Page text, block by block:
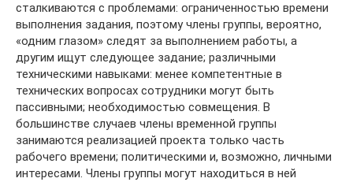
сталкиваются с проблемами: ограниченностью времени
выполнения задания, поэтому члены группы, вероятно,
«одним глазом» следят за выполнением работы, а
другим ищут следующее задание; различными
техническими навыками: менее компетентные в
технических вопросах сотрудники могут быть
пассивными; необходимостью совмещения. В
большинстве случаев члены временной группы
занимаются реализацией проекта только часть
рабочего времени; политическими и, возможно, личными
интересами. Члены группы могут находиться в ней